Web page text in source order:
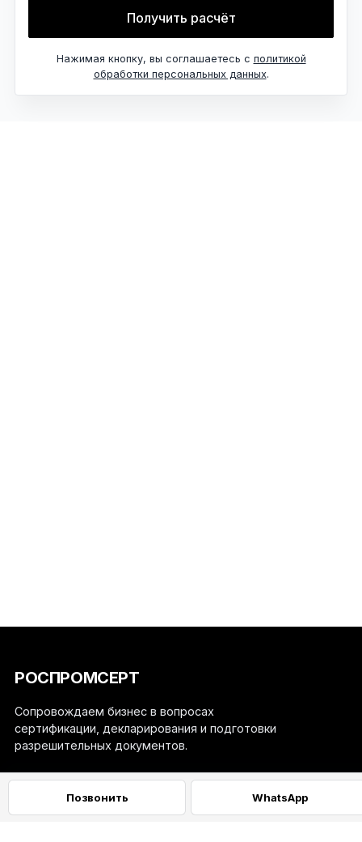
Получить расчёт
Нажимая кнопку, вы соглашаетесь с политикой
обработки персональных данных.
Позвонить WhatsApp
РОСПРОМСЕРТ
Сопровождаем бизнес в вопросах
сертификации, декларирования и подготовки
разрешительных документов.
Навигация